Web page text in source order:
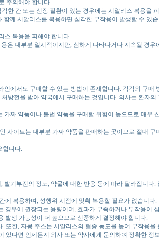
주의해야 합니다.
한 간 또는 신장 질환이 있는 경우에는 시알리스 복용을
께 시알리스를 복용하면 심각한 부작용이 발생할 수 있
스 복용을 피해야 합니다.
대부분 일시적이지만, 심하게 나타나거나 지속될 경
에서도 구매할 수 있는 방법이 존재합니다. 각각의 구매
방전을 받아 약국에서 구매하는 것입니다. 의사는 환자
짜 약품이나 불법 약품을 구매할 위험이 높으므로 매우
사이트는 대부분 가짜 약품을 판매하는 곳이므로 절대
니다.
기부전의 정도, 약물에 대한 반응 등에 따라 달라집니
복용하며, 성행위 시점에 맞춰 복용할 필요가 없습니다.
우에 권장되는 용량이며, 효과가 부족하거나 부작용이
발생 가능성이 더 높으므로 신중하게 결정해야 합니다.
한, 자몽 주스는 시알리스의 혈중 농도를 높여 부작용
다면 언제든지 의사 또는 약사에게 문의하여 정확한 정